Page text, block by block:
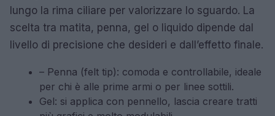
lungo la rima ciliare per valorizzare lo sguardo. La
scelta tra matita, penna, gel o liquido dipende dal
livello di precisione che desideri e dall’effetto finale.
– Penna (felt tip): comoda e controllabile, ideale
per chi è alle prime armi o per linee sottili.
Gel: si applica con pennello, lascia creare tratti